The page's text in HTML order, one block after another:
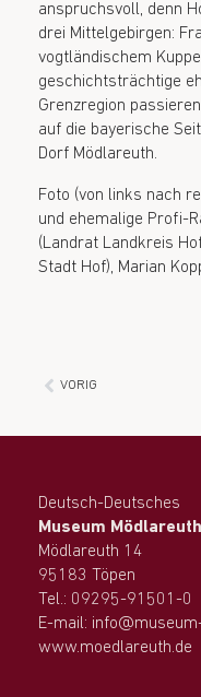
anspruchsvoll, denn
drei Mittelgebirgen:
vogtländischem
geschichtsträchtige
Grenzregion
auf die bayerische
Dorf Mödlareuth.
Foto (von links nach
und ehemalige Profi-
(Landrat Landkreis
Stadt Hof), Marian
VORIG
Deutsch-Deutsches
Museum Mödlareuth
Mödlareuth 14
95183 Töpen
Tel.: 09295-91501-0
E-mail:
www.moedlareuth.de